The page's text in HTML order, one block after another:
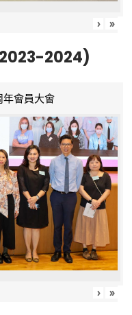
› »
2024)
年會員大會
› »